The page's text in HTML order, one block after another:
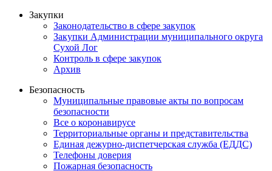
Закупки
Законодательство в сфере закупок
Закупки Администрации муниципального округа
Сухой Лог
Контроль в сфере закупок
Архив
Безопасность
Муниципальные правовые акты по вопросам
безопасности
Все о коронавирусе
Территориальные органы и представительства
Единая дежурно-диспетчерская служба (ЕДДС)
Телефоны доверия
Пожарная безопасность